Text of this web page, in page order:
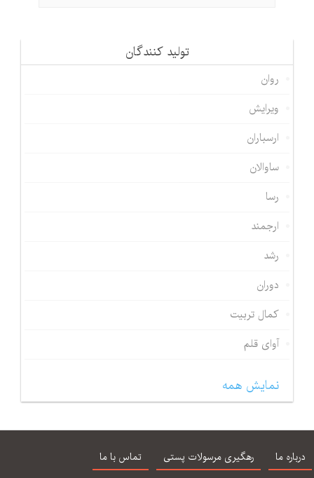
تولید كنندگان
روان
ویرایش
ارسباران
ساوالان
رسا
ارجمند
رشد
دوران
کمال تربیت
آوای قلم
نمایش همه
درباره ما رهگیری مرسولات پستی تماس با ما